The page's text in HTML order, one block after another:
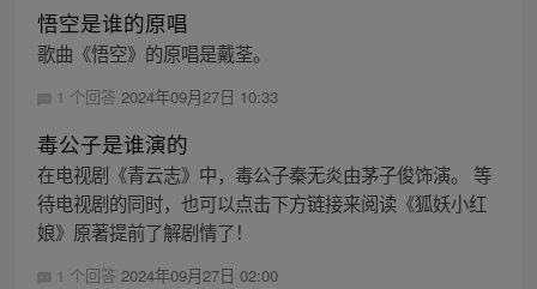
悟空是谁的原唱
歌曲《悟空》的原唱是戴荃。
1 个回答 2024年09月27日 10:33
毒公子是谁演的
在电视剧《青云志》中，毒公子秦无炎由茅子俊饰演。 等
待电视剧的同时，也可以点击下方链接来阅读《狐妖小红
娘》原著提前了解剧情了！
1 个回答 2024年09月27日 02:00